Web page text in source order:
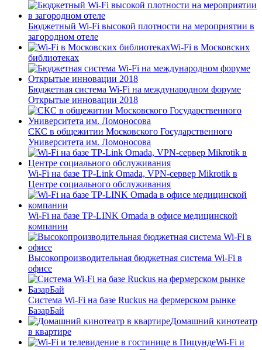
Бюджетный Wi-Fi высокой плотности на мероприятии в
загородном отеле
Wi-Fi в Московских
библиотеках
Бюджетная система Wi-Fi на международном форуме
Открытые инновации 2018
СКС в общежитии Московского Государственного
Университета им. Ломоносова
Wi-Fi на базе TP-Link Omada, VPN-сервер Mikrotik в
Центре социального обслуживания
Wi-Fi на базе TP-LINK Omada в офисе медицинской
компании
Высокопроизводительная бюджетная система Wi-Fi в
офисе
Система Wi-Fi на базе Ruckus на фермерском рынке
БазарБай
Домашний кинотеатр
в квартире
Wi-Fi и